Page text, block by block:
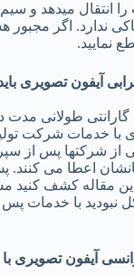
برق 220 ولت را انتقال
ندارد. اگر مجبور
نمایید.
آیفون تصویری
گارانتی طولانی مدت
با خدمات شرکت
از شرکتها پس از
اعطا می کنند.
این مقاله کشف
نبودید با خدمات
آیفون تصویری